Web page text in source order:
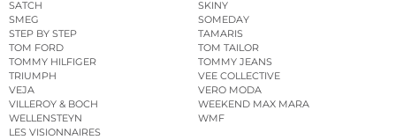
SATCH
SKINY
SMEG
SOMEDAY
STEP BY STEP
TAMARIS
TOM FORD
TOM TAILOR
TOMMY HILFIGER
TOMMY JEANS
TRIUMPH
VEE COLLECTIVE
VEJA
VERO MODA
VILLEROY & BOCH
WEEKEND MAX MARA
WELLENSTEYN
WMF
LES VISIONNAIRES